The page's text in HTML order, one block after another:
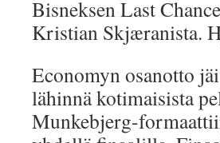
Bisneksen Last
Kristian Skjæranista.
Economyn osanotto
lähinnä kotimaisista
Munkebjerg-